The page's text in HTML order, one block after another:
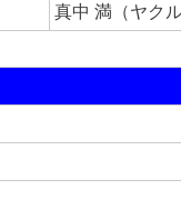
真中 満（ヤクル